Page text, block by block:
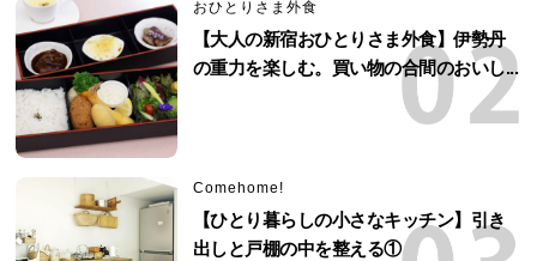
おひとりさま外食
【大人の新宿おひとりさま外食】伊勢丹
の重力を楽しむ。買い物の合間のおいし...
Comehome!
【ひとり暮らしの小さなキッチン】引き
出しと戸棚の中を整える①